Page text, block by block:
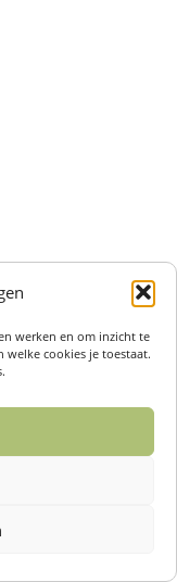
werken en om inzicht te
welke cookies je toestaat.